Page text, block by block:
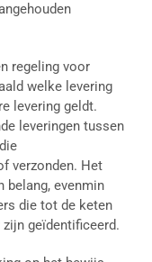
regeling voor
welke levering
levering geldt.
leveringen tussen
verzonden. Het
belang, evenmin
die tot de keten
geïdentificeerd.